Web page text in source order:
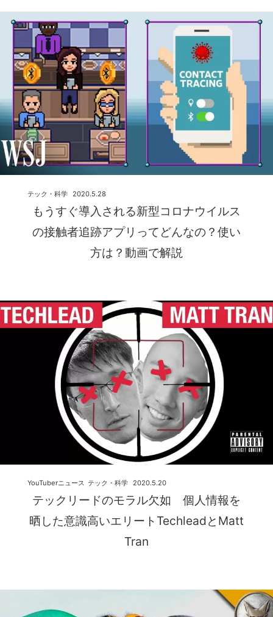
もうすぐ導入される新型コロナウイルス
の接触者追跡アプリってどんなの？使い
方は？動画で解説
2020.5.28
テック・科学
テックリードのモラル欠如 個人情報を
晒した意識高いエリートTechleadとMatt
Tran
2020.5.20
YouTuberニュース テック・科学